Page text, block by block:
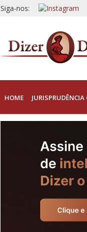
Siga-nos:
HOME